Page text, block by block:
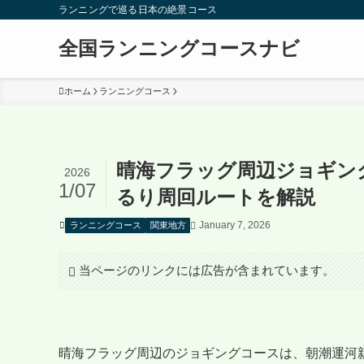
ランニングで巡る日本の絶景コース
全国ランニングコースナビ
ホーム ランニングコース
晴海フラッグ周辺ジョギ
るり周回ルートを解説
2026
1/07
ランニングコース 関東地方 January 7, 2026
当ページのリンクには広告が含まれています。
晴海フラッグ周辺のジョギングコースは、朝潮運